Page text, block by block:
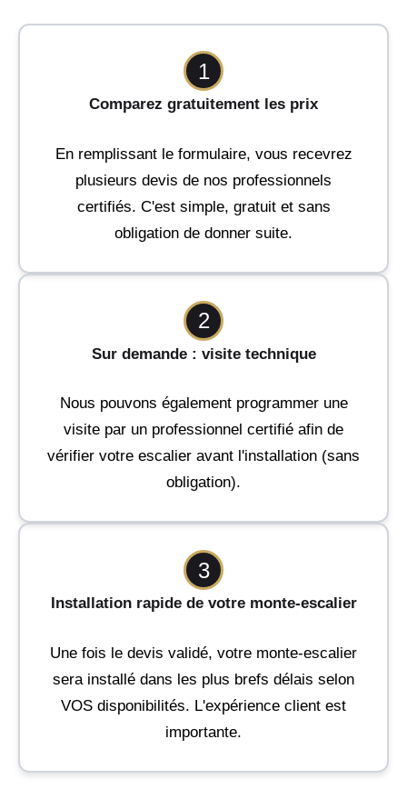
1
Comparez gratuitement les prix
En remplissant le formulaire, vous recevrez
plusieurs devis de nos professionnels
certifiés. C'est simple, gratuit et sans
obligation de donner suite.
2
Sur demande : visite technique
Nous pouvons également programmer une
visite par un professionnel certifié afin de
vérifier votre escalier avant l'installation (sans
obligation).
3
Installation rapide de votre monte-escalier
Une fois le devis validé, votre monte-escalier
sera installé dans les plus brefs délais selon
VOS disponibilités. L'expérience client est
importante.